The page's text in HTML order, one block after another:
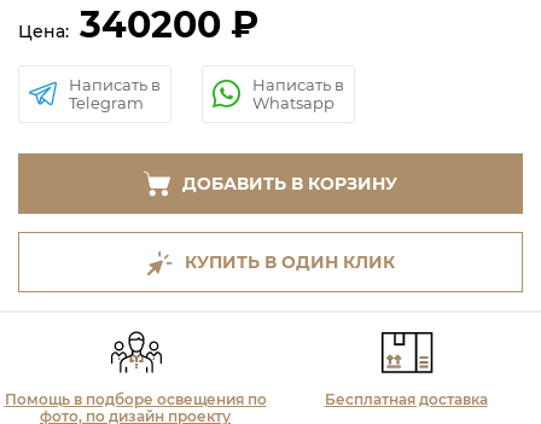
Цена: 340200 ₽
Написать в
Telegram
Написать в
Whatsapp
ДОБАВИТЬ В КОРЗИНУ
КУПИТЬ В ОДИН КЛИК
Помощь в подборе освещения по
фото, по дизайн проекту
Бесплатная доставка